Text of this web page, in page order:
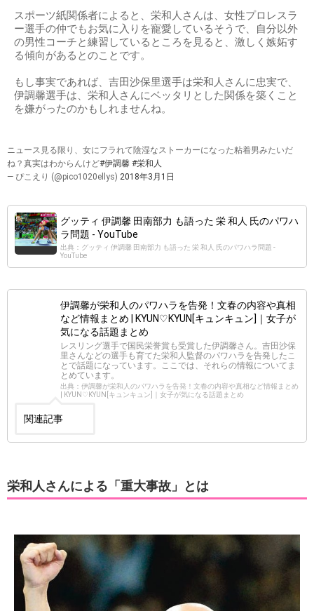
スポーツ紙関係者によると、栄和人さんは、女性プロレスラ
ー選手の仲でもお気に入りを寵愛しているそうで、自分以外
の男性コーチと練習しているところを見ると、激しく嫉妬す
る傾向があるとのことです。
もし事実であれば、吉田沙保里選手は栄和人さんに忠実で、
伊調馨選手は、栄和人さんにベッタリとした関係を築くこと
を嫌がったのかもしれませんね。
ニュース見る限り、女にフラれて陰湿なストーカーになった粘着男みたいだ
ね？真実はわからんけど#伊調馨 #栄和人
— ぴこえり (@pico1020ellys) 2018年3月1日
グッティ 伊調馨 田南部力 も語った 栄 和人 氏のパワハ
ラ問題 - YouTube
出典：グッティ 伊調馨 田南部力 も語った 栄 和人 氏のパワハラ問題 -
YouTube
伊調馨が栄和人のパワハラを告発！文春の内容や真相
など情報まとめ | KYUN♡KYUN[キュンキュン]｜女子が
気になる話題まとめ
レスリング選手で国民栄誉賞も受賞した伊調馨さん。吉田沙保
里さんなどの選手も育てた栄和人監督のパワハラを告発したこ
とで話題になっています。ここでは、それらの情報についてま
とめています。
出典：伊調馨が栄和人のパワハラを告発！文春の内容や真相など情報まとめ
| KYUN♡KYUN[キュンキュン]｜女子が気になる話題まとめ
関連記事
栄和人さんによる「重大事故」とは